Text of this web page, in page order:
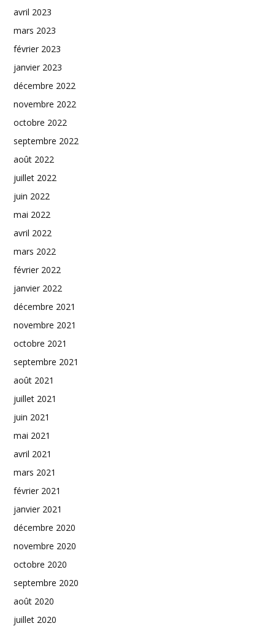
avril 2023
mars 2023
février 2023
janvier 2023
décembre 2022
novembre 2022
octobre 2022
septembre 2022
août 2022
juillet 2022
juin 2022
mai 2022
avril 2022
mars 2022
février 2022
janvier 2022
décembre 2021
novembre 2021
octobre 2021
septembre 2021
août 2021
juillet 2021
juin 2021
mai 2021
avril 2021
mars 2021
février 2021
janvier 2021
décembre 2020
novembre 2020
octobre 2020
septembre 2020
août 2020
juillet 2020